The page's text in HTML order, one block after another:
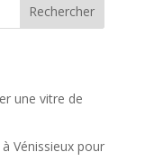
Rechercher
une vitre de
Vénissieux pour